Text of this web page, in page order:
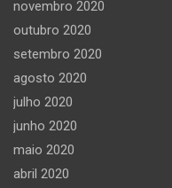
novembro 2020
outubro 2020
setembro 2020
agosto 2020
julho 2020
junho 2020
maio 2020
abril 2020